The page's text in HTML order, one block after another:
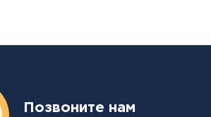
Позвоните нам